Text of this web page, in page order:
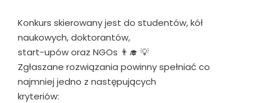
Konkurs skierowany jest do studentów, kół
naukowych, doktorantów,
start-upów oraz NGOs 👨‍🎓 💡
Zgłaszane rozwiązania powinny spełniać co
najmniej jedno z następujących
kryteriów: